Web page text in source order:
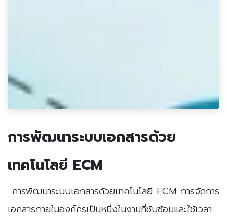
การพัฒนาระบบเอกสารด้วย
เทคโนโลยี ECM
การพัฒนาระบบเอกสารด้วยเทคโนโลยี ECM การจัดการ
เอกสารภายในองค์กรเป็นหนึ่งในงานที่ซับซ้อนและใช้เวลา